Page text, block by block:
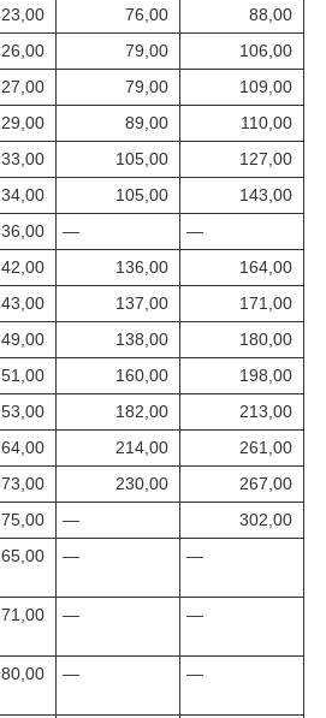
23,00 76,00
88,00
26,00 79,00
106,00
27,00 79,00
109,00
29,00 89,00
110,00
33,00 105,00
127,00
34,00 105,00
143,00
36,00 —
—
42,00 136,00
164,00
43,00 137,00
171,00
49,00 138,00
180,00
51,00 160,00
198,00
53,00 182,00
213,00
64,00 214,00
261,00
73,00 230,00
267,00
75,00 —
302,00
65,00 — —
71,00 — —
80,00 — —